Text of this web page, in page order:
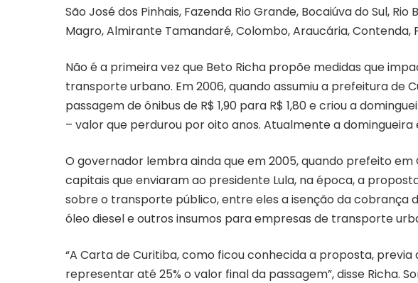
São José dos Pinhais, Fazenda Rio Grande, Bocaiúva do Sul,
Magro, Almirante Tamandaré, Colombo, Araucária, Contenda,
Não é a primeira vez que Beto Richa propõe medidas que
transporte urbano. Em 2006, quando assumiu a prefeitura de
passagem de ônibus de R$ 1,90 para R$ 1,80 e criou a
– valor que perdurou por oito anos. Atualmente a domingueira
O governador lembra ainda que em 2005, quando prefeito em
capitais que enviaram ao presidente Lula, na época, a
sobre o transporte público, entre eles a isenção da cobrança
óleo diesel e outros insumos para empresas de transporte
“A Carta de Curitiba, como ficou conhecida a proposta, previa
representar até 25% o valor final da passagem”, disse Richa.